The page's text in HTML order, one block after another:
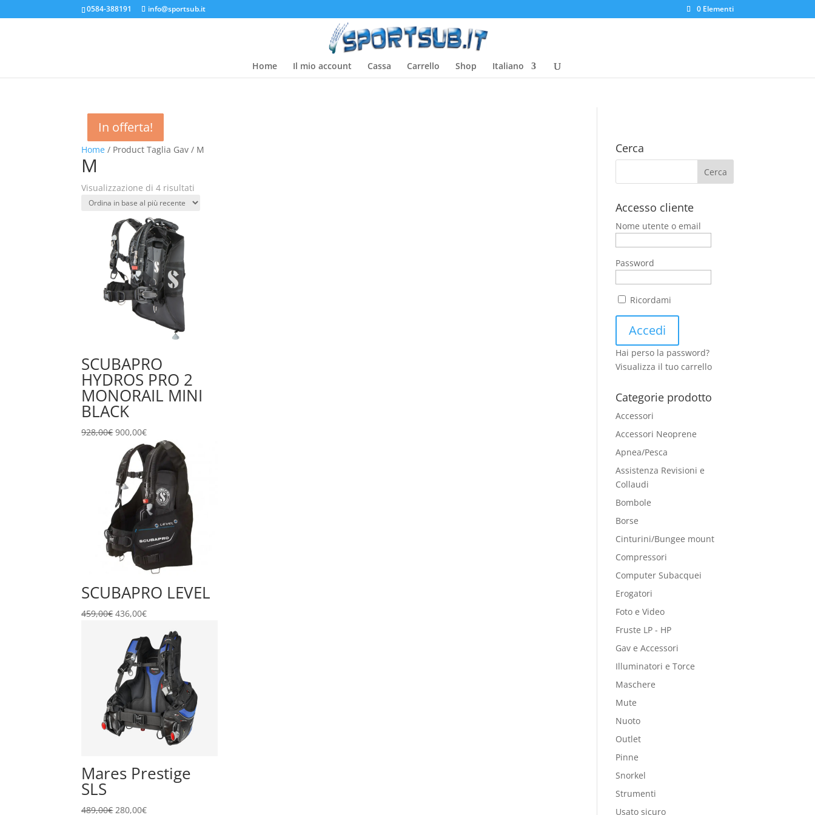
0584-388191 info@sportsub.it 0 Elementi
Home Il mio account Cassa Carrello Shop Italiano
Home / Product Taglia Gav / M
M
Visualizzazione di 4 risultati
in
In offerta!
SCUBAPRO
HYDROS PRO 2
MONORAIL MINI
BLACK
928,00€Il
prezzo
originale
era:
928,00€.
900,00€Il
prezzo
attuale
è:
900,00€.
In offerta!
SCUBAPRO LEVEL
459,00€Il
originale
era:
459,00€.
436,00€Il
attuale
è:
436,00€.
In offerta!
Mares Prestige
SLS
489,00€ Il
280,00€Il
In offerta!
Cerca
Accesso cliente
Nome utente o email
Password
Ricordami
Hai perso la password?
Visualizza il tuo carrello
Categorie prodotto
Accessori
Accessori Neoprene
Apnea/Pesca
Assistenza Revisioni e
Collaudi
Bombole
Borse
Cinturini/Bungee mount
Compressori
Computer Subacquei
Erogatori
Foto e Video
Fruste LP - HP
Gav e Accessori
Illuminatori e Torce
Maschere
Mute
Nuoto
Outlet
Pinne
Snorkel
Strumenti
Usato sicuro